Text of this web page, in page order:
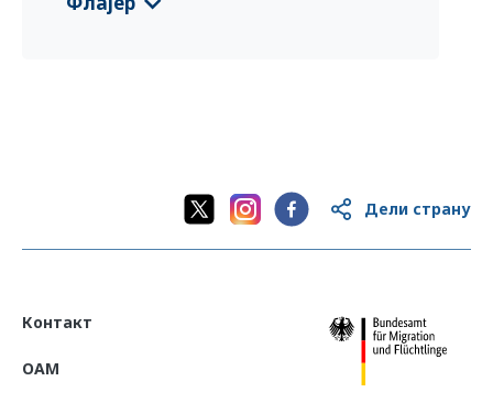
Дели страну
Контакт
OAM